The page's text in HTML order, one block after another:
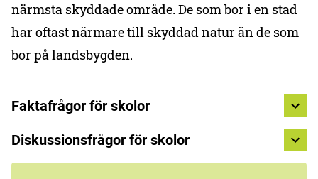
närmsta skyddade område. De som bor i en stad
har oftast närmare till skyddad natur än de som
bor på landsbygden.
Faktafrågor för skolor
Diskussionsfrågor för skolor